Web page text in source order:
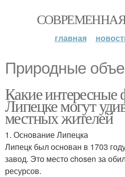
главная
Природные
Какие интересные
Липецке могут
местных жителей
1. Основание Липецка
Липецк был основан в 1703
завод. Это место chosen за
ресурсов.